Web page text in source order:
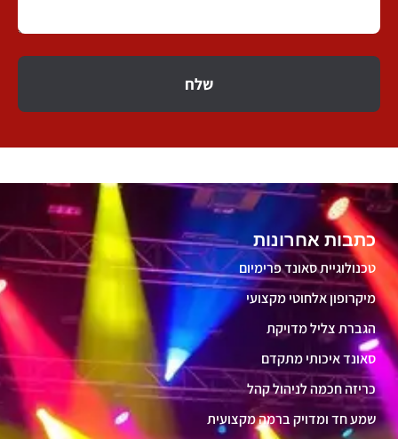
שלח
כתבות אחרונות
טכנולוגיית סאונד פרימיום
מיקרופון אלחוטי מקצועי
הגברת צליל מדויקת
סאונד איכותי מתקדם
כריזה חכמה לניהול קהל
שמע חד ומדויק ברמה מקצועית